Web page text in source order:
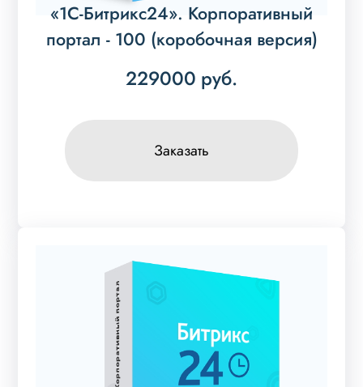
«1С-Битрикс24». Корпоративный
портал - 100 (коробочная версия)
229000 руб.
Заказать